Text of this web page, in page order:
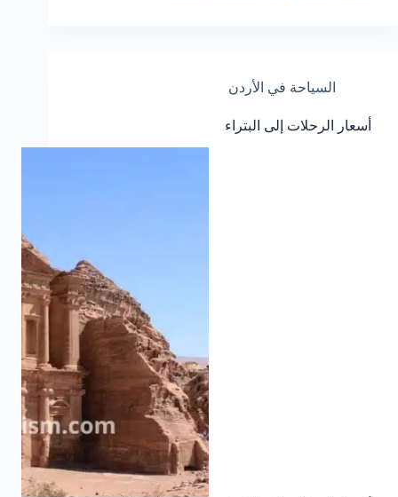
السياحة في الأردن
أسعار الرحلات إلى البتراء